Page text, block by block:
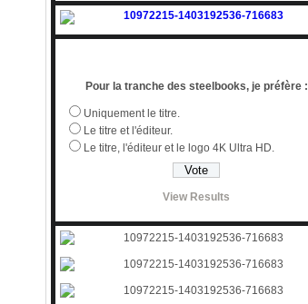
Pour la tranche des steelbooks, je préfère :
Uniquement le titre.
Le titre et l'éditeur.
Le titre, l'éditeur et le logo 4K Ultra HD.
View Results